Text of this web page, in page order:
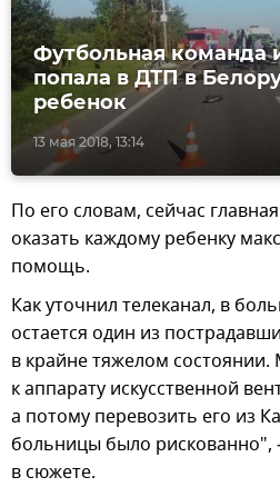
13 мая 2018, 13:14
Футбольная команда
попала в ДТП в
ребенок
По его словам, сейчас
оказать каждому ребенку
помощь.
Как уточнил телеканал, в
остается один из
в крайне тяжелом
к аппарату искусственной
а потому перевозить его из
больницы было рискованно",
в сюжете.